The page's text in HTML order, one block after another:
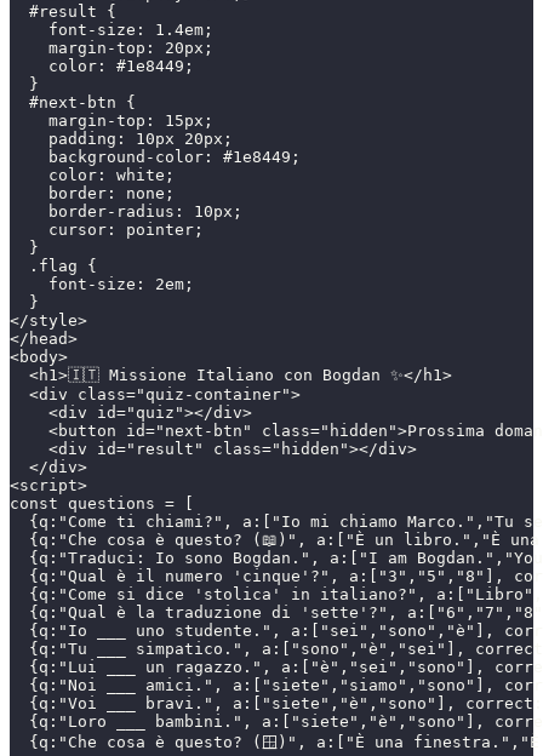
  #result {
    font-size: 1.4em;
    margin-top: 20px;
    color: #1e8449;
  }
  #next-btn {
    margin-top: 15px;
    padding: 10px 20px;
    background-color: #1e8449;
    color: white;
    border: none;
    border-radius: 10px;
    cursor: pointer;
  }
  .flag {
    font-size: 2em;
  }
</style>
</head>
<body>
  <h1>🇮🇹 Missione Italiano con Bogdan ✨</h1>
  <div class="quiz-container">
    <div id="quiz"></div>
<button id="next-btn" class="hidden">Prossima
    <div id="result" class="hidden"></div>
  </div>
<script>
const questions = [
{q:"Come ti chiami?", a:["Io mi chiamo Marco.","Tu
{q:"Che cosa è questo? (📖)", a:["È un libro.","È
{q:"Traduci: Io sono Bogdan.", a:["I am
{q:"Qual è il numero 'cinque'?", a:["3","5","8"],
{q:"Come si dice 'stolica' in italiano?",
{q:"Qual è la traduzione di 'sette'?",
{q:"Io ___ uno studente.", a:["sei","sono","è"],
{q:"Tu ___ simpatico.", a:["sono","è","sei"],
{q:"Lui ___ un ragazzo.", a:["è","sei","sono"],
{q:"Noi ___ amici.", a:["siete","siamo","sono"],
{q:"Voi ___ bravi.", a:["siete","è","sono"],
{q:"Loro ___ bambini.", a:["siete","è","sono"],
{q:"Che cosa è questo? (🪟)", a:["È una